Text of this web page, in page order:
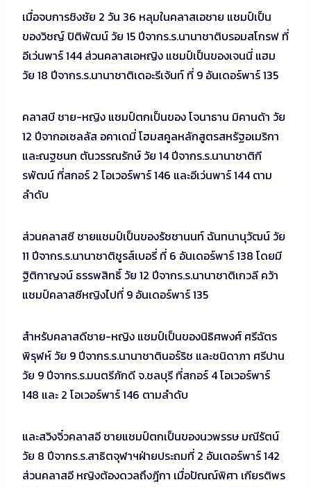
เมื่อจบการชิงชัย 2 วัน 36 หลุมในคลาสเอชาย แชมป์เป็น
ของวิชญ์ ปิติพัฒน์ วัย 15 ปีจากร.ร.นานาชาติบรอมสโกรฟ ที่
อีเว่นพาร์ 144 ส่วนคลาสเอหญิง แชมป์เป็นของเจนนี่ แฮม
วัย 18 ปีจากร.ร.นานาชาติเดอะรีเจ้นท์ ที่ 9 อันเดอร์พาร์ 135
คลาสบี ชาย-หญิง แชมป์ตกเป็นของ โจนาธาน มิคานด้า วัย
12 ปีจากอเซลลัส อคาเดมี่ โฮมสคูลหลักสูตรสหรัฐอเมริกา
และณฐชนก ตันวรรณรักษ์ วัย 14 ปีจากร.ร.นานาชาติกี
รพัฒน์ ที่สกอร์ 2 โอเวอร์พาร์ 146 และอีเว่นพาร์ 144 ตาม
ลำดับ
ส่วนคลาสซี ชายแชมป์เป็นของรัชชานนท์ ฉันทนานุวัฒน์ วัย
11 ปีจากร.ร.นานาชาติชูรส์เบอรี่ ที่ 6 อันเดอร์พาร์ 138 โดยมี
ฐิติกาญจน์ ธรรพสิทธิ์ วัย 12 ปีจากร.ร.นานาชาติเกวลี คว้า
แชมป์คลาสซีหญิงไปที่ 9 อันเดอร์พาร์ 135
สำหรับคลาสดีชาย-หญิง แชมป์เป็นของนิธิศพงศ์ ศรีฉัตร
พิรุฬห์ วัย 9 ปีจากร.ร.นานาชาตินอร์ริช และชนิดาภา ศรีปาน
วัย 9 ปีจากร.ร.มนตรีภักดี จ.ชลบุรี ที่สกอร์ 4 โอเวอร์พาร์
148 และ 2 โอเวอร์พาร์ 146 ตามลำดับ
และสวิงจิ๋วคลาสอี ชายแชมป์ตกเป็นของนวพรรษ มณีรัตน์
วัย 8 ปีจากร.ร.สาธิตจุฬาฯฝ่ายประถมที่ 2 อันเดอร์พาร์ 142
ส่วนคลาสอี หญิงต้องดวลถึงฎีกา เมื่อปัณณ์พิศา เกียรติพร